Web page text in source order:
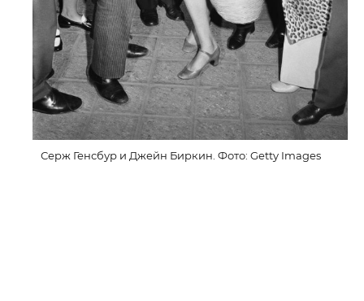
Серж Генсбур и Джейн Биркин. Фото: Getty Images